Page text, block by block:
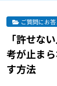
ご質問にお
「許せな
考が止ま
す方法